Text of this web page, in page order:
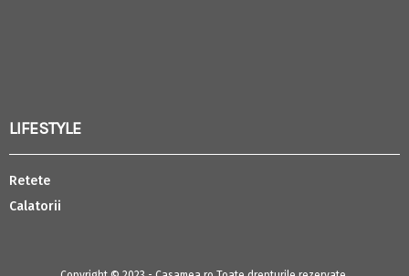
LIFESTYLE
Retete
Calatorii